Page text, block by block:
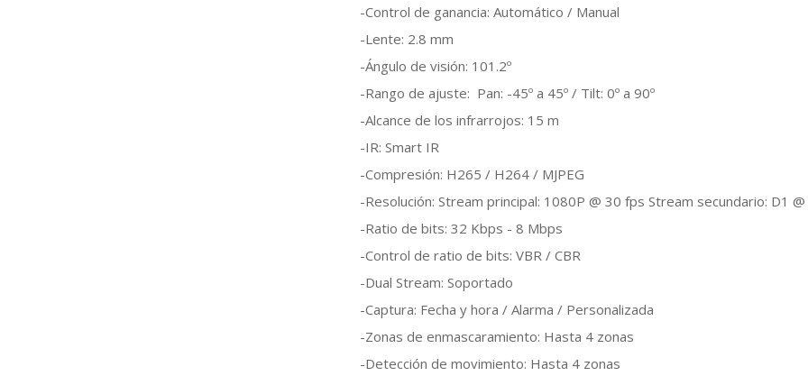
-Control de ganancia: Automático / Manual
-Lente: 2.8 mm
-Ángulo de visión: 101.2º
-Rango de ajuste: Pan: -45º a 45º / Tilt: 0º a 90º
-Alcance de los infrarrojos: 15 m
-IR: Smart IR
-Compresión: H265 / H264 / MJPEG
-Resolución: Stream principal: 1080P @ 30 fps Stream secundario: D1
-Ratio de bits: 32 Kbps - 8 Mbps
-Control de ratio de bits: VBR / CBR
-Dual Stream: Soportado
-Captura: Fecha y hora / Alarma / Personalizada
-Zonas de enmascaramiento: Hasta 4 zonas
-Detección de movimiento: Hasta 4 zonas